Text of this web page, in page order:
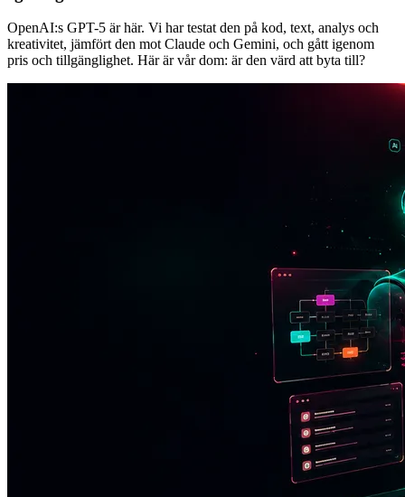
OpenAI:s GPT-5 är här. Vi har testat den på kod, text, analys och
kreativitet, jämfört den mot Claude och Gemini, och gått igenom
pris och tillgänglighet. Här är vår dom: är den värd att byta till?